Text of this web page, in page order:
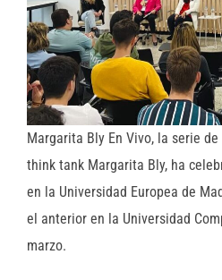
Margarita Bly En Vivo, la serie
think tank Margarita Bly, ha
en la Universidad Europea de
el anterior en la Universidad
marzo.